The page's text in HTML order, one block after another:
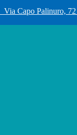
Via Capo Palinuro,